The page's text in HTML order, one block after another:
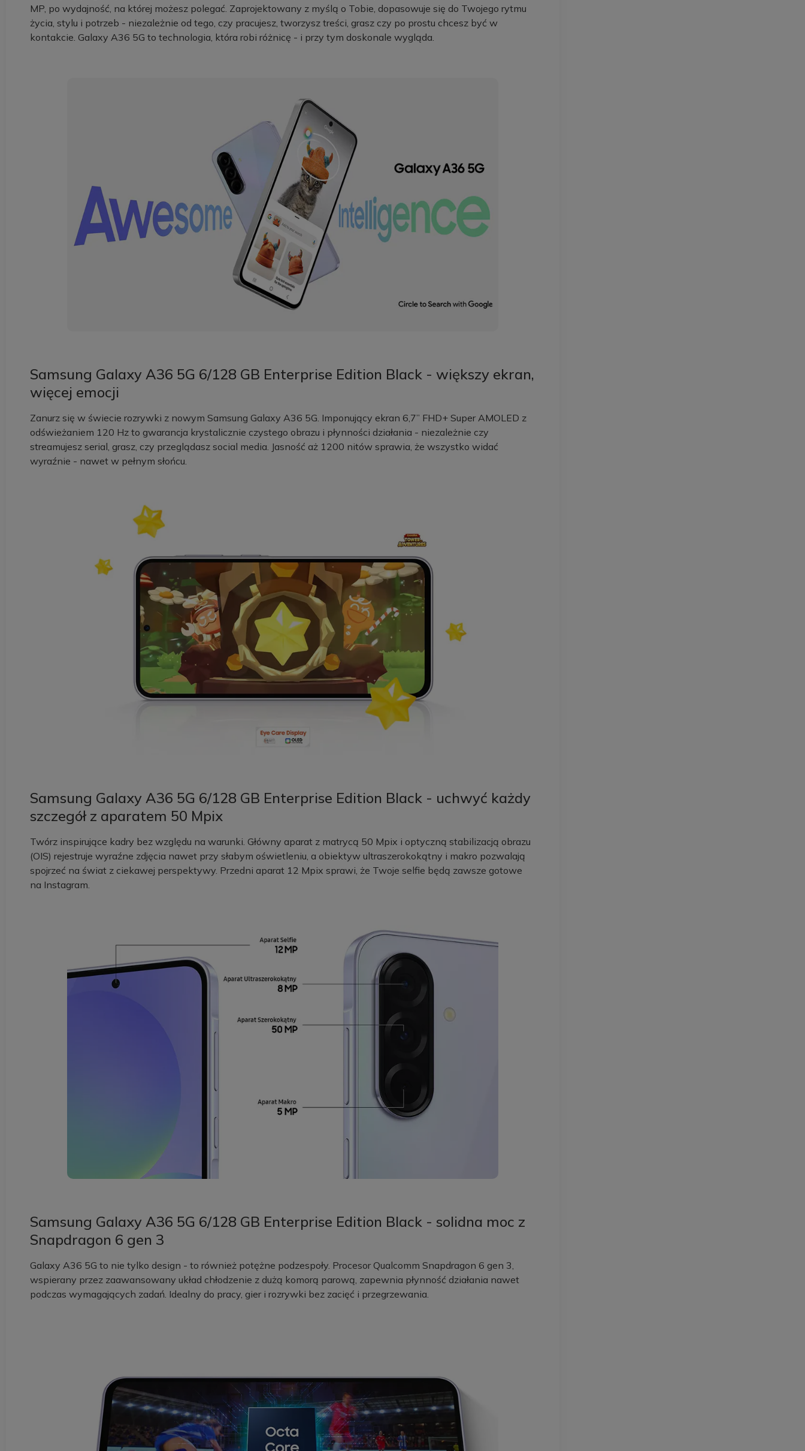
MP, po wydajność, na której możesz polegać. Zaprojektowany z myślą o Tobie, dopasowuje się do Twojego rytmu
życia, stylu i potrzeb - niezależnie od tego, czy pracujesz, tworzysz treści, grasz czy po prostu chcesz być w
kontakcie. Galaxy A36 5G to technologia, która robi różnicę - i przy tym doskonale wygląda.
Samsung Galaxy A36 5G 6/128 GB Enterprise Edition Black - większy ekran,
więcej emocji
Zanurz się w świecie rozrywki z nowym Samsung Galaxy A36 5G. Imponujący ekran 6,7” FHD+ Super AMOLED z
odświeżaniem 120 Hz to gwarancja krystalicznie czystego obrazu i płynności działania - niezależnie czy
streamujesz serial, grasz, czy przeglądasz social media. Jasność aż 1200 nitów sprawia, że wszystko widać
wyraźnie - nawet w pełnym słońcu.
Samsung Galaxy A36 5G 6/128 GB Enterprise Edition Black - uchwyć każdy
szczegół z aparatem 50 Mpix
Twórz inspirujące kadry bez względu na warunki. Główny aparat z matrycą 50 Mpix i optyczną stabilizacją obrazu
(OIS) rejestruje wyraźne zdjęcia nawet przy słabym oświetleniu, a obiektyw ultraszerokokątny i makro pozwalają
spojrzeć na świat z ciekawej perspektywy. Przedni aparat 12 Mpix sprawi, że Twoje selfie będą zawsze gotowe
na Instagram.
Samsung Galaxy A36 5G 6/128 GB Enterprise Edition Black - solidna moc z
Snapdragon 6 gen 3
Galaxy A36 5G to nie tylko design - to również potężne podzespoły. Procesor Qualcomm Snapdragon 6 gen 3,
wspierany przez zaawansowany układ chłodzenie z dużą komorą parową, zapewnia płynność działania nawet
podczas wymagających zadań. Idealny do pracy, gier i rozrywki bez zacięć i przegrzewania.